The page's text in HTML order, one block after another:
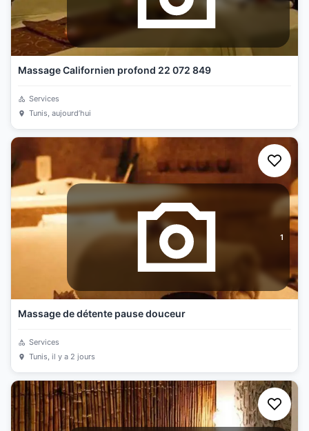
Massage Californien profond 22 072 849
Services
Tunis, aujourd’hui
1
Massage de détente pause douceur
Services
Tunis, il y a 2 jours